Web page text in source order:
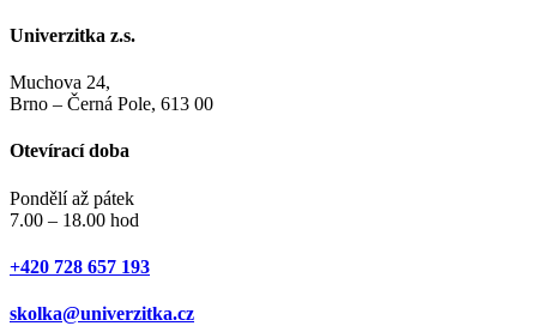
Univerzitka z.s.
Muchova 24,
Brno – Černá Pole, 613 00
Otevírací doba
Pondělí až pátek
7.00 – 18.00 hod
+420 728 657 193
skolka@univerzitka.cz